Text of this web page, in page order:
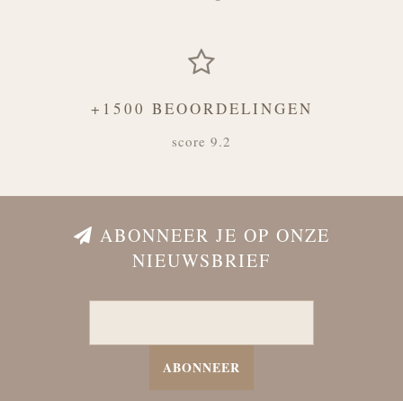
+1500 BEOORDELINGEN
score 9.2
ABONNEER JE OP ONZE
NIEUWSBRIEF
ABONNEER